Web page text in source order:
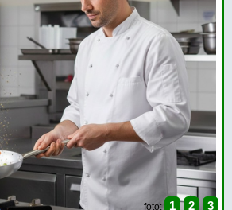
foto: 1 2 3